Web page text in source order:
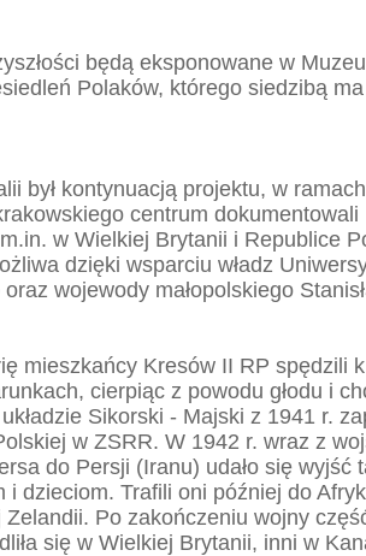
będą eksponowane w
Polaków, którego siedzibą
był kontynuacją projektu, w
centrum
w Wielkiej Brytanii i Republice
dzięki wsparciu władz
wojewody małopolskiego
mieszkańcy Kresów II RP spędzili
cierpiąc z powodu głodu i
Sikorski - Majski z 1941 r.
w ZSRR. W 1942 r. wraz z
do Persji (Iranu) udało się wyjść
i dzieciom. Trafili oni później do
Po zakończeniu wojny
się w Wielkiej Brytanii, inni w